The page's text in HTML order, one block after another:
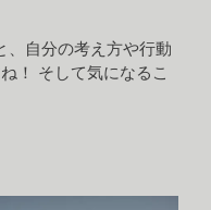
、自分の考え方や行動
！ そして気になるこ